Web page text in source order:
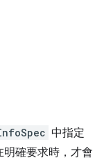
中指定
確要求時，才會